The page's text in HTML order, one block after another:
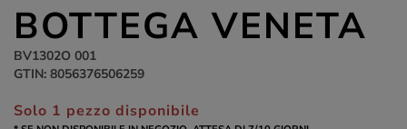
BOTTEGA VENETA
BV1302O 001
GTIN: 8056376506259
Solo 1 pezzo disponibile